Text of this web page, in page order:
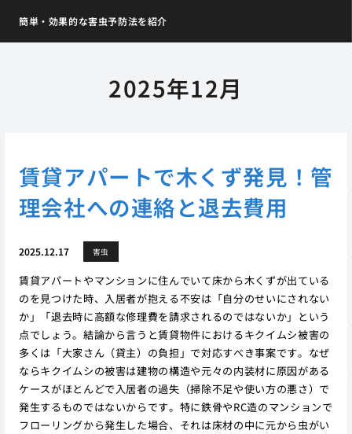
簡単・効果的な害虫予防法を紹介
2025年12月
賃貸アパートで木くず発見！管
理会社への連絡と退去費用
2025.12.17 害虫
賃貸アパートやマンションに住んでいて床から木くずが出ている
のを見つけた時、入居者が抱える不安は「自分のせいにされない
か」「退去時に高額な修理費を請求されるのではないか」という
点でしょう。結論から言うと賃貸物件におけるキクイムシ被害の
多くは「大家さん（貸主）の負担」で対応すべき事案です。なぜ
ならキクイムシの被害は建物の構造や元々の内装材に原因がある
ケースがほとんどで入居者の過失（掃除不足や使い方の悪さ）で
発生するものではないからです。特に鉄骨やRC造のマンションで
フローリングから発生した場合、それは床材の中に元から虫がい